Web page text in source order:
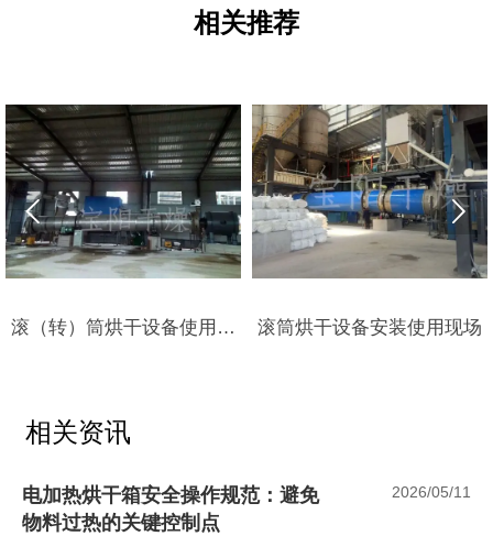
相关推荐
滚（转）筒烘干设备使用现
滚筒烘干设备安装使用现场
 
相关资讯
电加热烘干箱安全操作规范：避免
物料过热的关键控制点
2026/05/11